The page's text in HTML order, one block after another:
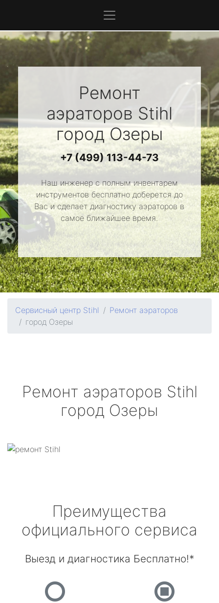
Ремонт
аэраторов Stihl
город Озеры
+7 (499) 113-44-73
Наш инженер с полным инвентарем
инструментов бесплатно доберется до
Вас и сделает диагностику аэраторов в
самое ближайшее время.
Сервисный центр Stihl
Ремонт аэраторов
город Озеры
Ремонт аэраторов Stihl
город Озеры
Преимущества
официального сервиса
Выезд и диагностика Бесплатно!*